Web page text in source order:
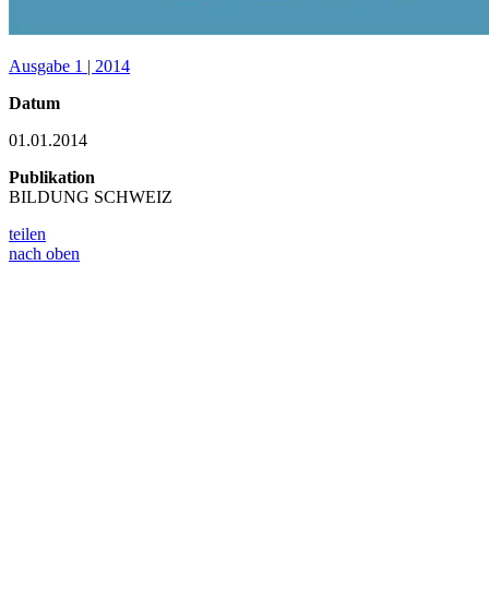
Ausgabe 1 | 2014
Datum
01.01.2014
Publikation
BILDUNG SCHWEIZ
teilen
nach oben